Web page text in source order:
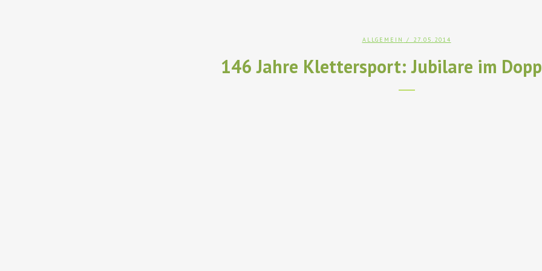
ALLGEMEIN / 27.05.2014
146 Jahre Klettersport: Jubilare im